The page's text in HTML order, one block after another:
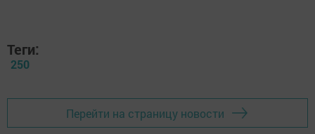
Теги:
250
Перейти на страницу новости